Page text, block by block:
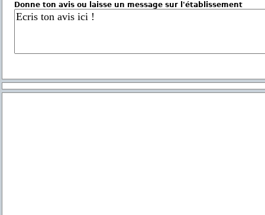
Donne ton avis ou laisse un message sur l'établissement